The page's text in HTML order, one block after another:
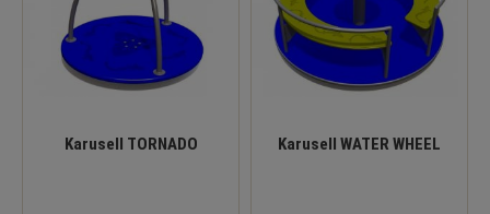
Karusell TORNADO Karusell WATER WHEEL